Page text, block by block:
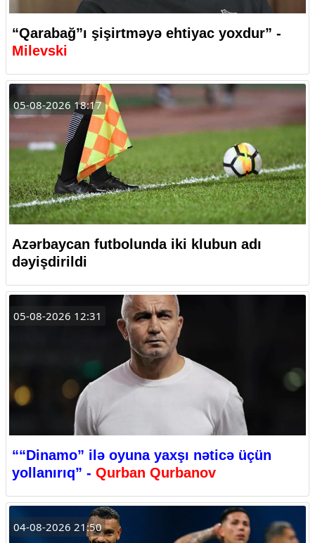
“Qarabağ”ı şişirtməyə ehtiyac yoxdur” -
Milevski
05-08-2026 18:17
Azərbaycan futbolunda iki klubun adı
dəyişdirildi
05-08-2026 12:31
““Dinamo” ilə oyuna yaxşı nəticə üçün
yollanırıq” - Qurban Qurbanov
04-08-2026 21:50